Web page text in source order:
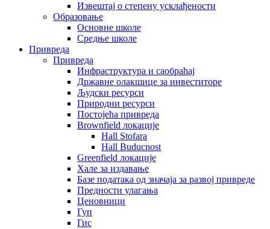
Извештај о степену усклађености
Образовање
Основне школе
Средње школе
Привреда
Привреда
Инфраструктура и саобраћај
Државне олакшице за инвеститоре
Људски ресурси
Природни ресурси
Постојећа привреда
Brownfield локације
Hall Stofara
Hall Buducnost
Greenfield локације
Хале за издавање
Базе података од значаја за развој привреде
Предности улагања
Ценовници
Гуп
Гис